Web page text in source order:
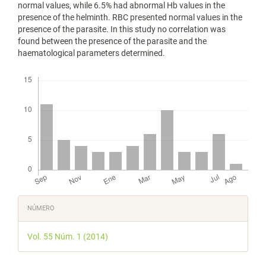
normal values, while 6.5% had abnormal Hb values in the
presence of the helminth. RBC presented normal values in the
presence of the parasite. In this study no correlation was
found between the presence of the parasite and the
haematological parameters determined.
Detalles
del
artículo
NÚMERO
Vol. 55 Núm. 1 (2014)